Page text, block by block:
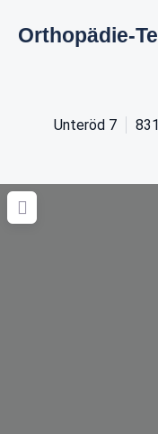
Orthopädie-
Unteröd 7